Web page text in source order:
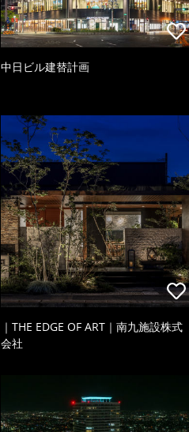
中日ビル建替計画
｜THE EDGE OF ART｜南九施設株式
会社